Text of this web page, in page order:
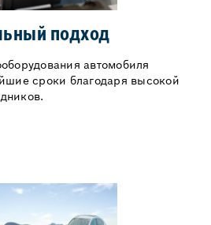
подход
автомобиля
сроки благодаря высокой